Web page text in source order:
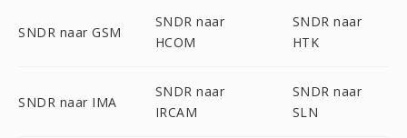
SNDR naar GSM
SNDR naar
HCOM
SNDR naar
HTK
SNDR naar IMA
SNDR naar
IRCAM
SNDR naar
SLN